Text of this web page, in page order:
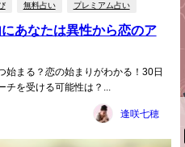
無料占い プレミアム占い
あなたは異性から恋のア
始まる？恋の始まりがわかる！30日
チを受ける可能性は？...
逢咲七穂